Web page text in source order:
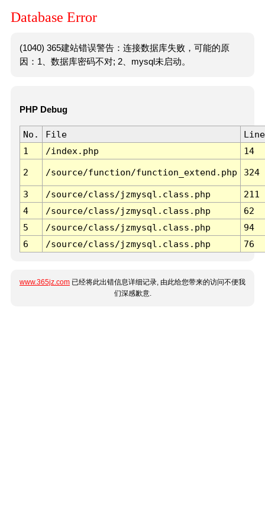
Database Error
(1040) 365建站错误警告：连接数据库失败，可能的原
因：1、数据库密码不对; 2、mysql未启动。
PHP Debug
No. File
Line
1
/index.php 14
2 /source/function/function_extend.php 324
3 /source/class/jzmysql.class.php
211
4
/source/class/jzmysql.class.php
62
5
/source/class/jzmysql.class.php
94
6
/source/class/jzmysql.class.php 76
www.365jz.com 已经将此出错信息详细记录, 由此给您带来的访问不便我
们深感歉意.